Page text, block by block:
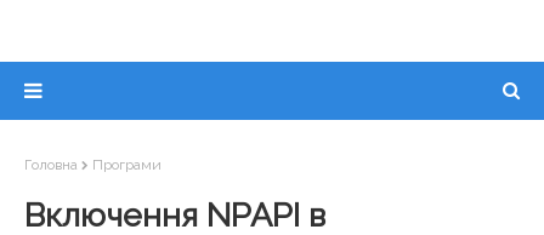
Головна Програми
Включення NPAPI в